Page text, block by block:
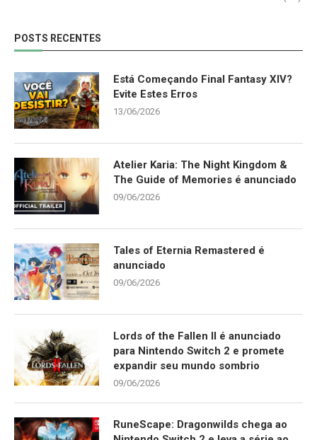
POSTS RECENTES
Está Começando Final Fantasy XIV?
Evite Estes Erros
13/06/2026
Atelier Karia: The Night Kingdom &
The Guide of Memories é anunciado
09/06/2026
Tales of Eternia Remastered é
anunciado
09/06/2026
Lords of the Fallen II é anunciado
para Nintendo Switch 2 e promete
expandir seu mundo sombrio
09/06/2026
RuneScape: Dragonwilds chega ao